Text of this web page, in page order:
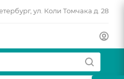
ул. Коли Томчака д. 28